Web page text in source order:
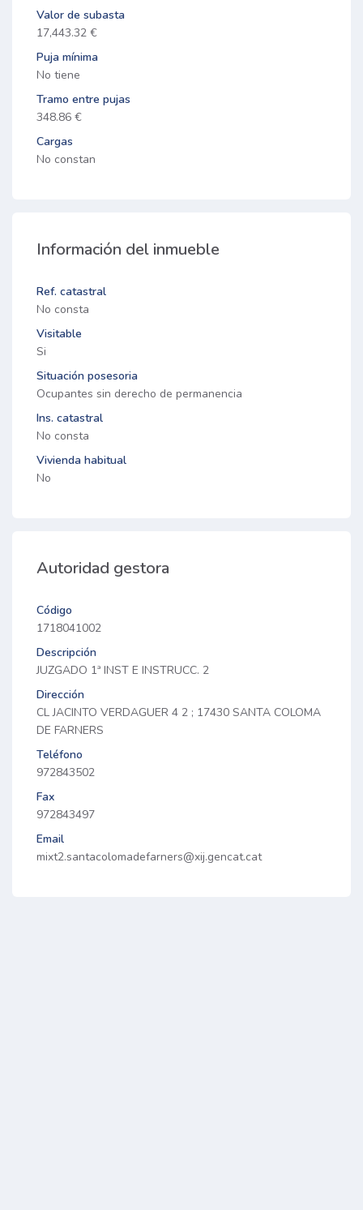
Valor de subasta
17,443.32 €
Puja mínima
No tiene
Tramo entre pujas
348.86 €
Cargas
No constan
Información del inmueble
Ref. catastral
No consta
Visitable
Si
Situación posesoria
Ocupantes sin derecho de permanencia
Ins. catastral
No consta
Vivienda habitual
No
Autoridad gestora
Código
1718041002
Descripción
JUZGADO 1ª INST E INSTRUCC. 2
Dirección
CL JACINTO VERDAGUER 4 2 ; 17430 SANTA COLOMA
DE FARNERS
Teléfono
972843502
Fax
972843497
Email
mixt2.santacolomadefarners@xij.gencat.cat